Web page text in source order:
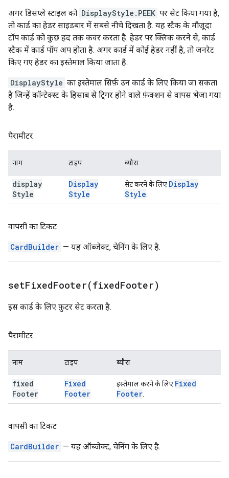
अगर डिसप्ले स्टाइल को DisplayStyle.PEEK पर सेट किया गया है,
तो कार्ड का हेडर साइडबार में सबसे नीचे दिखता है. यह स्टैक के मौजूदा
टॉप कार्ड को कुछ हद तक कवर करता है. हेडर पर क्लिक करने से, कार्ड
स्टैक में कार्ड पॉप अप होता है. अगर कार्ड में कोई हेडर नहीं है, तो जनरेट
किए गए हेडर का इस्तेमाल किया जाता है.
DisplayStyle का इस्तेमाल सिर्फ़ उन कार्ड के लिए किया जा सकता
है जिन्हें कॉन्टेक्स्ट के हिसाब से ट्रिगर होने वाले फ़ंक्शन से वापस भेजा गया
है.
पैरामीटर
नाम टाइप ब्यौरा
display
Style
Display
Style
सेट करने के लिए Display
Style
वापसी का टिकट
CardBuilder — यह ऑब्जेक्ट, चेनिंग के लिए है.
setFixedFooter(fixedFooter)
इस कार्ड के लिए फ़ुटर सेट करता है.
पैरामीटर
नाम टाइप ब्यौरा
fixed
Footer
Fixed
Footer
इस्तेमाल करने के लिए Fixed
Footer
वापसी का टिकट
CardBuilder — यह ऑब्जेक्ट, चेनिंग के लिए है.